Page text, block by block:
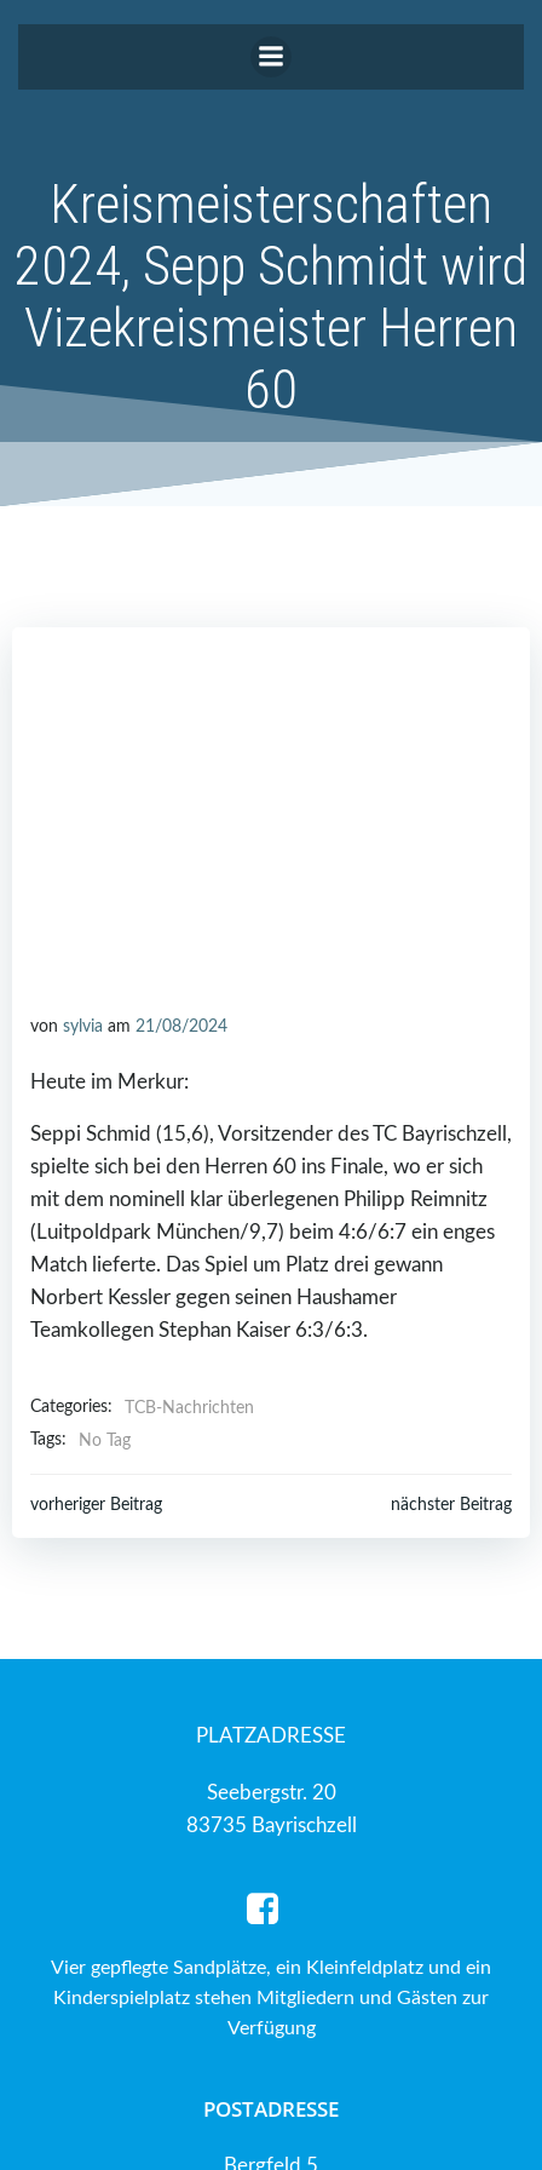
Inhalt
Kreismeisterschaften
2024, Sepp Schmidt wird
Vizekreismeister Herren
60
von sylvia am 21/08/2024
Heute im Merkur:
Seppi Schmid (15,6), Vorsitzender des TC Bayrischzell,
spielte sich bei den Herren 60 ins Finale, wo er sich
mit dem nominell klar überlegenen Philipp Reimnitz
(Luitpoldpark München/9,7) beim 4:6/6:7 ein enges
Match lieferte. Das Spiel um Platz drei gewann
Norbert Kessler gegen seinen Haushamer
Teamkollegen Stephan Kaiser 6:3/6:3.
Categories:
TCB-Nachrichten
Tags:
No Tag
Post
vorheriger Beitrag nächster Beitrag
PLATZADRESSE
Seebergstr. 20
83735 Bayrischzell
Vier gepflegte Sandplätze, ein Kleinfeldplatz und ein
Kinderspielplatz stehen Mitgliedern und Gästen zur
Verfügung
POSTADRESSE
Bergfeld 5